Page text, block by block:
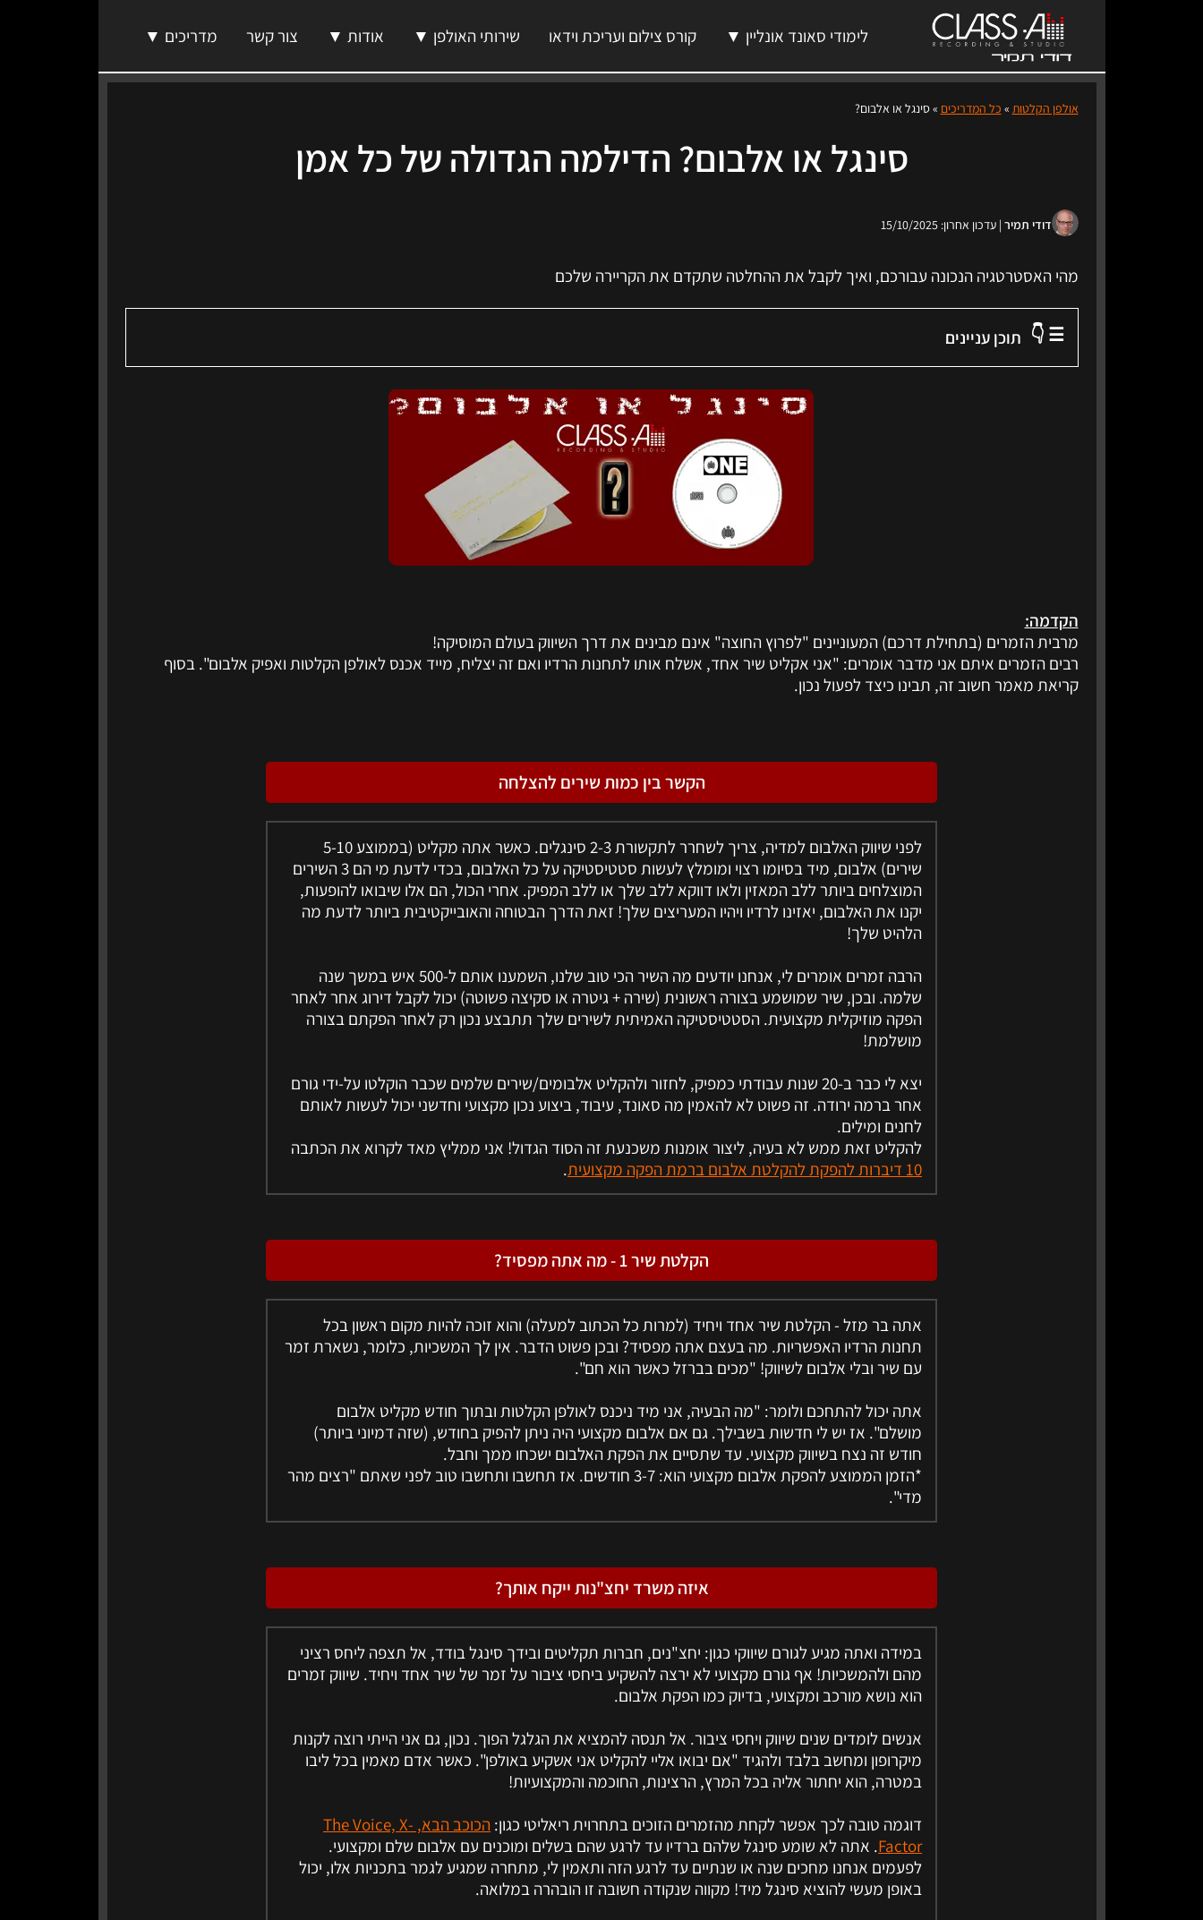
לימודי סאונד אונליין ▼ קורס צילום ועריכת וידאו שירותי האולפן ▼ אודות ▼ צור קשר מדריכים ▼
אולפן הקלטות » כל המדריכים »סינגל או אלבום?
סינגל או אלבום? הדילמה הגדולה של כל אמן
דודי תמיר | עדכון אחרון: 15/10/2025
מהי האסטרטגיה הנכונה עבורכם, ואיך לקבל את ההחלטה שתקדם את הקריירה שלכם
☰ 👇 תוכן עניינים
הקדמה:
מרבית הזמרים (בתחילת דרכם) המעוניינים "לפרוץ החוצה" אינם מבינים את דרך השיווק בעולם המוסיקה!
רבים הזמרים איתם אני מדבר אומרים: "אני אקליט שיר אחד, אשלח אותו לתחנות הרדיו ואם זה יצליח, מייד אכנס לאולפן הקלטות ואפיק אלבום". בסוף
קריאת מאמר חשוב זה, תבינו כיצד לפעול נכון.
הקשר בין כמות שירים להצלחה
לפני שיווק האלבום למדיה, צריך לשחרר לתקשורת 2-3 סינגלים. כאשר אתה מקליט (בממוצע 5-10
שירים) אלבום, מיד בסיומו רצוי ומומלץ לעשות סטטיסטיקה על כל האלבום, בכדי לדעת מי הם 3 השירים
המוצלחים ביותר ללב המאזין ולאו דווקא ללב שלך או ללב המפיק. אחרי הכול, הם אלו שיבואו להופעות,
יקנו את האלבום, יאזינו לרדיו ויהיו המעריצים שלך! זאת הדרך הבטוחה והאובייקטיבית ביותר לדעת מה
הלהיט שלך!
הרבה זמרים אומרים לי, אנחנו יודעים מה השיר הכי טוב שלנו, השמענו אותם ל-500 איש במשך שנה
שלמה. ובכן, שיר שמושמע בצורה ראשונית (שירה + גיטרה או סקיצה פשוטה) יכול לקבל דירוג אחר לאחר
הפקה מוזיקלית מקצועית. הסטטיסטיקה האמיתית לשירים שלך תתבצע נכון רק לאחר הפקתם בצורה
מושלמת!
יצא לי כבר ב-20 שנות עבודתי כמפיק, לחזור ולהקליט אלבומים/שירים שלמים שכבר הוקלטו על-ידי גורם
אחר ברמה ירודה. זה פשוט לא להאמין מה סאונד, עיבוד, ביצוע נכון מקצועי וחדשני יכול לעשות לאותם
לחנים ומילים.
להקליט זאת ממש לא בעיה, ליצור אומנות משכנעת זה הסוד הגדול! אני ממליץ מאד לקרוא את הכתבה
10 דיברות להפקת להקלטת אלבום ברמת הפקה מקצועית
.
הקלטת שיר 1 - מה אתה מפסיד?
אתה בר מזל - הקלטת שיר אחד ויחיד (למרות כל הכתוב למעלה) והוא זוכה להיות מקום ראשון בכל
תחנות הרדיו האפשריות. מה בעצם אתה מפסיד? ובכן פשוט הדבר. אין לך המשכיות, כלומר, נשארת זמר
עם שיר ובלי אלבום לשיווק! "מכים בברזל כאשר הוא חם".
אתה יכול להתחכם ולומר: "מה הבעיה, אני מיד ניכנס לאולפן הקלטות ובתוך חודש מקליט אלבום
מושלם". אז יש לי חדשות בשבילך. גם אם אלבום מקצועי היה ניתן להפיק בחודש, (שזה דמיוני ביותר)
חודש זה נצח בשיווק מקצועי. עד שתסיים את הפקת האלבום ישכחו ממך וחבל.
*הזמן הממוצע להפקת אלבום מקצועי הוא: 3-7 חודשים. אז תחשבו ותחשבו טוב לפני שאתם "רצים מהר
מדי".
איזה משרד יחצ"נות ייקח אותך?
במידה ואתה מגיע לגורם שיווקי כגון: יחצ"נים, חברות תקליטים ובידך סינגל בודד, אל תצפה ליחס רציני
מהם ולהמשכיות! אף גורם מקצועי לא ירצה להשקיע ביחסי ציבור על זמר של שיר אחד ויחיד. שיווק זמרים
הוא נושא מורכב ומקצועי, בדיוק כמו הפקת אלבום.
אנשים לומדים שנים שיווק ויחסי ציבור. אל תנסה להמציא את הגלגל הפוך. נכון, גם אני הייתי רוצה לקנות
מיקרופון ומחשב בלבד ולהגיד "אם יבואו אליי להקליט אני אשקיע באולפן". כאשר אדם מאמין בכל ליבו
במטרה, הוא יחתור אליה בכל המרץ, הרצינות, החוכמה והמקצועיות!
דוגמה טובה לכך אפשר לקחת מהזמרים הזוכים בתחרוית ריאליטי כגון:
הכוכב הבא, The Voice, X-
Factor. אתה לא שומע סינגל שלהם ברדיו עד לרגע שהם בשלים ומוכנים עם אלבום שלם ומקצועי.
לפעמים אנחנו מחכים שנה או שנתיים עד לרגע הזה ותאמין לי, מתחרה שמגיע לגמר בתכניות אלו, יכול
באופן מעשי להוציא סינגל מיד! מקווה שנקודה חשובה זו הובהרה במלואה.